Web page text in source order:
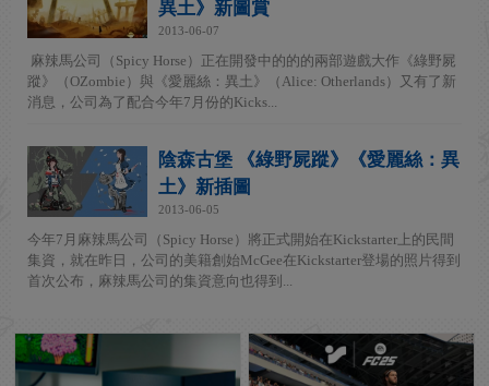
異土》新圖賞
2013-06-07
麻辣馬公司（Spicy Horse）正在開發中的的的兩部遊戲大作《綠野屍
蹤》（OZombie）與《愛麗絲：異土》（Alice: Otherlands）又有了新
消息，公司為了配合今年7月份的Kicks...
陰森古堡 《綠野屍蹤》《愛麗絲：異
土》新插圖
2013-06-05
今年7月麻辣馬公司（Spicy Horse）將正式開始在Kickstarter上的民間
集資，就在昨日，公司的美籍創始McGee在Kickstarter登場的照片得到
首次公布，麻辣馬公司的集資意向也得到...